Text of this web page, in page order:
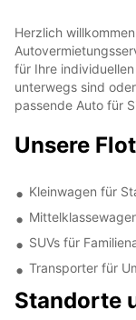
Herzlich
für Ihre
unterwegs sind
passende Auto für
Unsere
Kleinwagen für
SUVs für
Transporter für
Standorte